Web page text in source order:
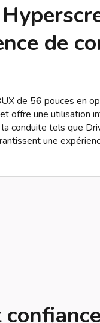
de
de 56 pouces en
offre une utilisation
la conduite tels que
une